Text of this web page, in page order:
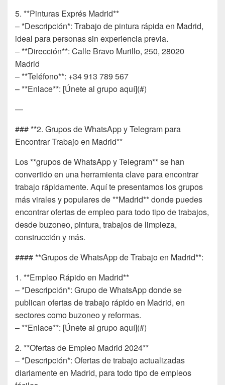
5. **Pinturas Exprés Madrid**
– *Descripción*: Trabajo de pintura rápida en Madrid,
ideal para personas sin experiencia previa.
– **Dirección**: Calle Bravo Murillo, 250, 28020
Madrid
– **Teléfono**: +34 913 789 567
– **Enlace**: [Únete al grupo aquí](#)
—
### **2. Grupos de WhatsApp y Telegram para
Encontrar Trabajo en Madrid**
Los **grupos de WhatsApp y Telegram** se han
convertido en una herramienta clave para encontrar
trabajo rápidamente. Aquí te presentamos los grupos
más virales y populares de **Madrid** donde puedes
encontrar ofertas de empleo para todo tipo de trabajos,
desde buzoneo, pintura, trabajos de limpieza,
construcción y más.
#### **Grupos de WhatsApp de Trabajo en Madrid**:
1. **Empleo Rápido en Madrid**
– *Descripción*: Grupo de WhatsApp donde se
publican ofertas de trabajo rápido en Madrid, en
sectores como buzoneo y reformas.
– **Enlace**: [Únete al grupo aquí](#)
2. **Ofertas de Empleo Madrid 2024**
– *Descripción*: Ofertas de trabajo actualizadas
diariamente en Madrid, para todo tipo de empleos